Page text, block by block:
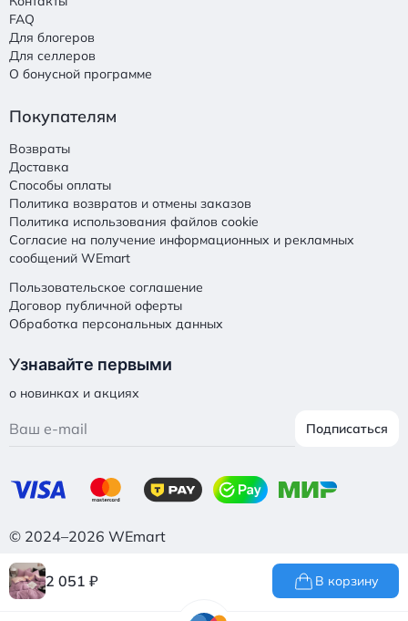
2 051 ₽ В корзину
FAQ
Для блогеров
Для селлеров
О бонусной программе
Покупателям
Возвраты
Доставка
Способы оплаты
Политика возвратов и отмены заказов
Политика использования файлов cookie
Согласие на получение информационных и рекламных
сообщений WEmart
Пользовательское соглашение
Договор публичной оферты
Обработка персональных данных
Узнавайте первыми
о новинках и акциях
Подписаться
© 2024–2026 WEmart